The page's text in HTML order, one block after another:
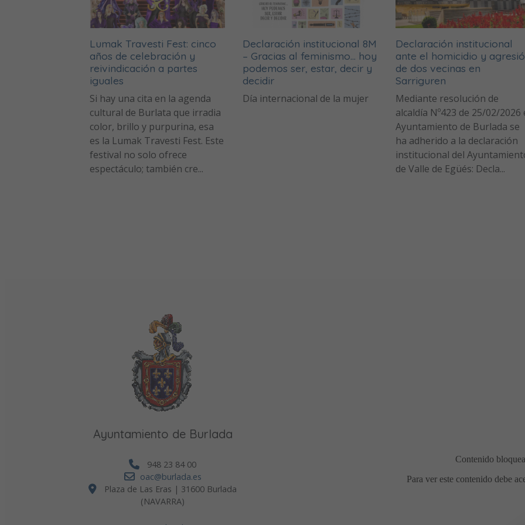
Lumak Travesti Fest: cinco
años de celebración y
reivindicación a partes
iguales
Si hay una cita en la agenda
cultural de Burlata que irradia
color, brillo y purpurina, esa
es la Lumak Travesti Fest. Este
festival no solo ofrece
espectáculo; también cre...
Declaración institucional 8M
– Gracias al feminismo… hoy
podemos ser, estar, decir y
decidir
Día internacional de la mujer
Declaración institucional
ante el homicidio y
de dos vecinas en
Sarriguren
Mediante resolución de
alcaldía Nº423 de 25/02/2026
Ayuntamiento de Burlada se
ha adherido a la declaración
institucional del
de Valle de Egüés: Decla...
Ayuntamiento de Burlada
948 23 84 00
oac@burlada.es
Plaza de Las Eras | 31600 Burlada
(NAVARRA)